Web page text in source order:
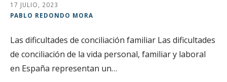
17 JULIO, 2023
PABLO REDONDO MORA
Las dificultades de conciliación familiar Las dificultades
de conciliación de la vida personal, familiar y laboral
en España representan un…